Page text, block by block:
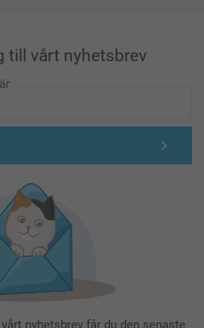
till vårt nyhetsbrev